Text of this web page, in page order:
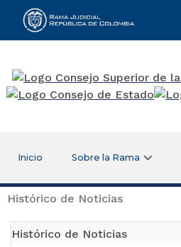
Rama Judicial
Inicio Sobre la Rama
Histórico de Noticias
Histórico de Noticias